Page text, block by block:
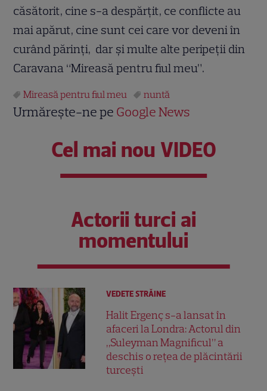
căsătorit, cine s-a despărţit, ce conflicte au
mai apărut, cine sunt cei care vor deveni în
curând părinţi, dar şi multe alte peripeţii din
Caravana “Mireasă pentru fiul meu”.
Mireasă pentru fiul meu nuntă
Urmărește-ne pe Google News
Cel mai nou VIDEO
Actorii turci ai
momentului
VEDETE STRĂINE
Halit Ergenç s-a lansat în
afaceri la Londra: Actorul din
„Suleyman Magnificul” a
deschis o rețea de plăcintării
turcești